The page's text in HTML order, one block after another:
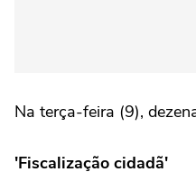
Na terça-feira (9),
'Fiscalização cidadã'